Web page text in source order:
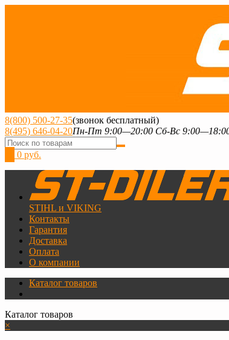
8(800) 500-27-35(звонок бесплатный)
8(495) 646-04-20Пн-Пт 9:00—20:00 Сб-Вс
0 руб.
STIHL и VIKING
Контакты
Гарантия
Доставка
Оплата
О компании
Каталог товаров
Каталог товаров
×